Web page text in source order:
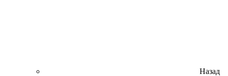
Назад